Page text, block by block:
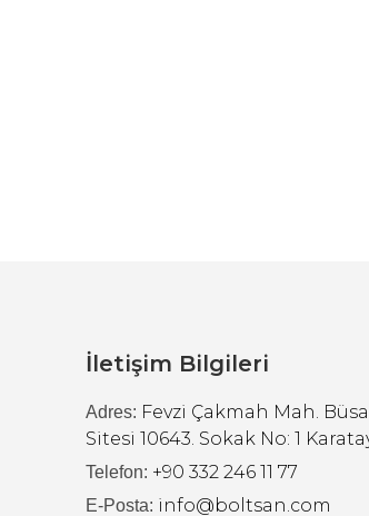
İletişim Bilgileri
Adres: Fevzi Çakmah Mah.
Sitesi 10643. Sokak No: 1
Telefon: +90 332 246 11 77
E-Posta: info@boltsan.com